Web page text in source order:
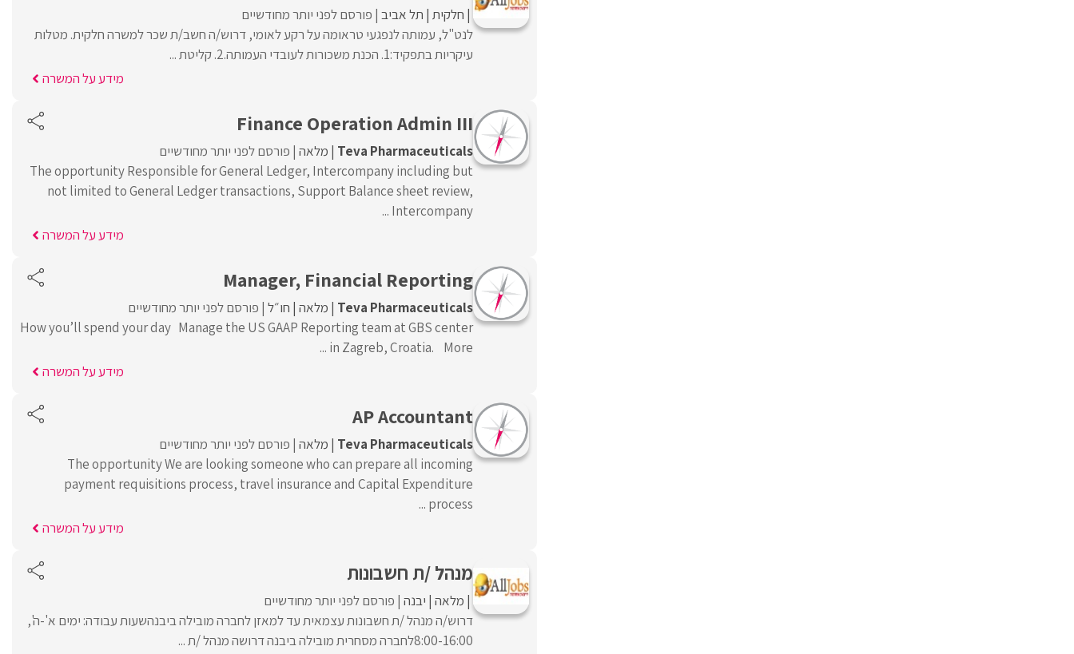
חלקית תל אביב פורסם לפני יותר מחודשיים
לנט"ל, עמותה לנפגעי טראומה על רקע לאומי, דרוש/ה חשב/ת שכר למשרה חלקית. מטלות
עיקריות בתפקיד:1. הכנת משכורות לעובדי העמותה.2. קליטת ...
מידע על המשרה
Finance Operation Admin III
Teva Pharmaceuticals מלאה פורסם לפני יותר מחודשיים
The opportunity Responsible for General Ledger, Intercompany including but
not limited to General Ledger transactions, Support Balance sheet review,
Intercompany ...
מידע על המשרה
Manager, Financial Reporting
Teva Pharmaceuticals מלאה חו״ל פורסם לפני יותר מחודשיים
How you’ll spend your day Manage the US GAAP Reporting team at GBS center
in Zagreb, Croatia. More ...
מידע על המשרה
AP Accountant
Teva Pharmaceuticals מלאה פורסם לפני יותר מחודשיים
The opportunity We are looking someone who can prepare all incoming
payment requisitions process, travel insurance and Capital Expenditure
process ...
מידע על המשרה
מנהל /ת חשבונות
מלאה יבנה פורסם לפני יותר מחודשיים
דרוש/ה מנהל /ת חשבונות עצמאית עד למאזן לחברה מובילה ביבנהשעות עבודה: ימים א'-ה',
8:00-16:00לחברה מסחרית מובילה ביבנה דרושה מנהל /ת ...